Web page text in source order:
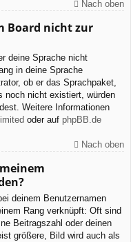
Nach oben
Board nicht zur
deine Sprache nicht
in deine Sprache
ob er das Sprachpaket,
noch nicht existiert, würden
Weitere Informationen
oder auf phpBB.de
Nach oben
deinem Benutzernamen
Rang verknüpft: Oft sind
Beitragszahl oder deinen
größere, Bild wird auch als